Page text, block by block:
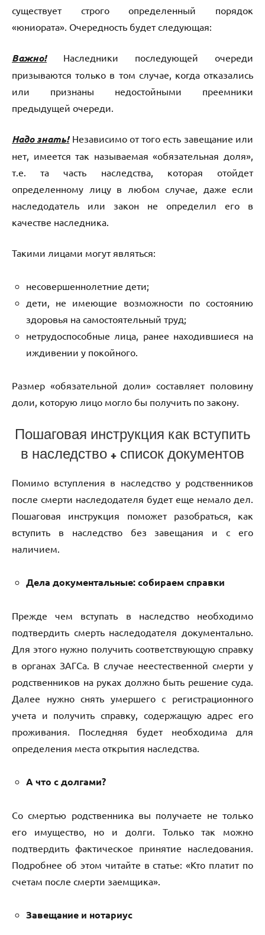
существует строго определенный порядок
«юниората». Очередность будет следующая:
Важно!Наследники последующей очереди
призываются только в том случае, когда отказались
или признаны недостойными преемники
предыдущей очереди.
Надо знать!Независимо от того есть завещание или
нет, имеется так называемая «обязательная доля»,
т.е. та часть наследства, которая отойдет
определенному лицу в любом случае, даже если
наследодатель или закон не определил его в
качестве наследника.
Такими лицами могут являться:
несовершеннолетние дети;
дети, не имеющие возможности по состоянию
здоровья на самостоятельный труд;
нетрудоспособные лица, ранее находившиеся на
иждивении у покойного.
Размер «обязательной доли» составляет половину
доли, которую лицо могло бы получить по закону.
Пошаговая инструкция как вступить
в наследство + список документов
Помимо вступления в наследство у родственников
после смерти наследодателя будет еще немало дел.
Пошаговая инструкция поможет разобраться, как
вступить в наследство без завещания и с его
наличием.
Дела документальные: собираем справки
Прежде чем вступать в наследство необходимо
подтвердить смерть наследодателя документально.
Для этого нужно получить соответствующую справку
в органах ЗАГСа. В случае неестественной смерти у
родственников на руках должно быть решение суда.
Далее нужно снять умершего с регистрационного
учета и получить справку, содержащую адрес его
проживания. Последняя будет необходима для
определения места открытия наследства.
А что с долгами?
Со смертью родственника вы получаете не только
его имущество, но и долги. Только так можно
подтвердить фактическое принятие наследования.
Подробнее об этом читайте в статье: «Кто платит по
счетам после смерти заемщика».
Завещание и нотариус